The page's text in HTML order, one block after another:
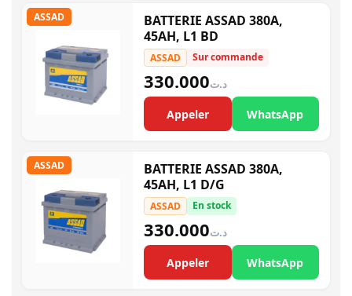
ASSAD
BATTERIE ASSAD 380A,
45AH, L1 BD
ASSAD Sur commande
د.ت330.000
Appeler WhatsApp
ASSAD
BATTERIE ASSAD 380A,
45AH, L1 D/G
ASSAD En stock
د.ت330.000
Appeler WhatsApp